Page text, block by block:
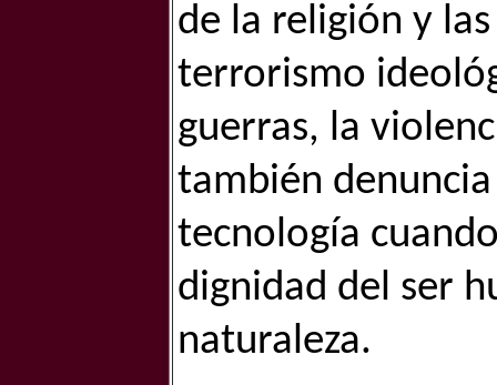
de la religión y
terrorismo
guerras, la
también
tecnología
dignidad del ser
naturaleza.